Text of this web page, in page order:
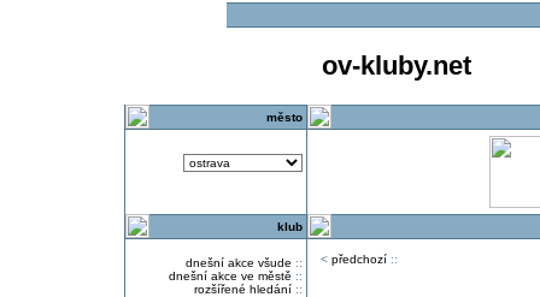
ov-kluby.net
město
klub
dnešní akce všude ::
dnešní akce ve městě ::
rozšířené hledání::
< předchozí::